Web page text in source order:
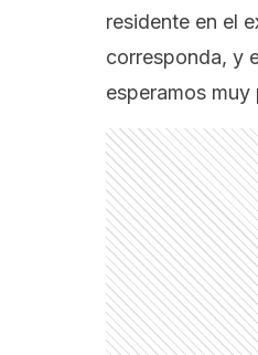
residente en el
corresponda, y
esperamos